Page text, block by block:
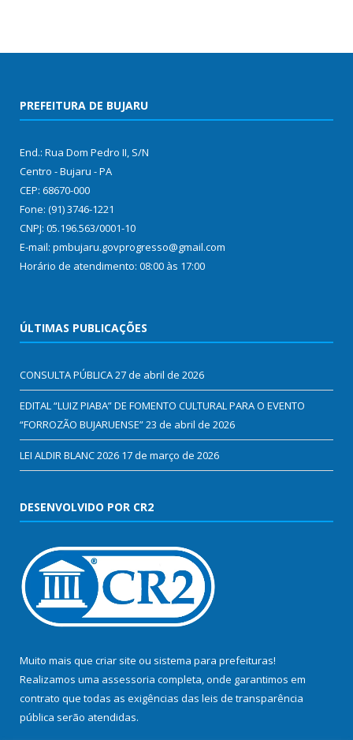
PREFEITURA DE BUJARU
End.: Rua Dom Pedro II, S/N
Centro - Bujaru - PA
CEP: 68670-000
Fone: (91) 3746-1221
CNPJ: 05.196.563/0001-10
E-mail: pmbujaru.govprogresso@gmail.com
Horário de atendimento: 08:00 às 17:00
ÚLTIMAS PUBLICAÇÕES
CONSULTA PÚBLICA27 de abril de 2026
EDITAL “LUIZ PIABA” DE FOMENTO CULTURAL PARA O EVENTO
“FORROZÃO BUJARUENSE”23 de abril de 2026
LEI ALDIR BLANC 2026 17 de março de 2026
DESENVOLVIDO POR CR2
Muito mais que criar site ou sistema para prefeituras!
Realizamos uma assessoria completa, onde garantimos em
contrato que todas as exigências das leis de transparência
pública serão atendidas.